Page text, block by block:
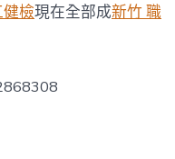
檢現在全部成新竹 職